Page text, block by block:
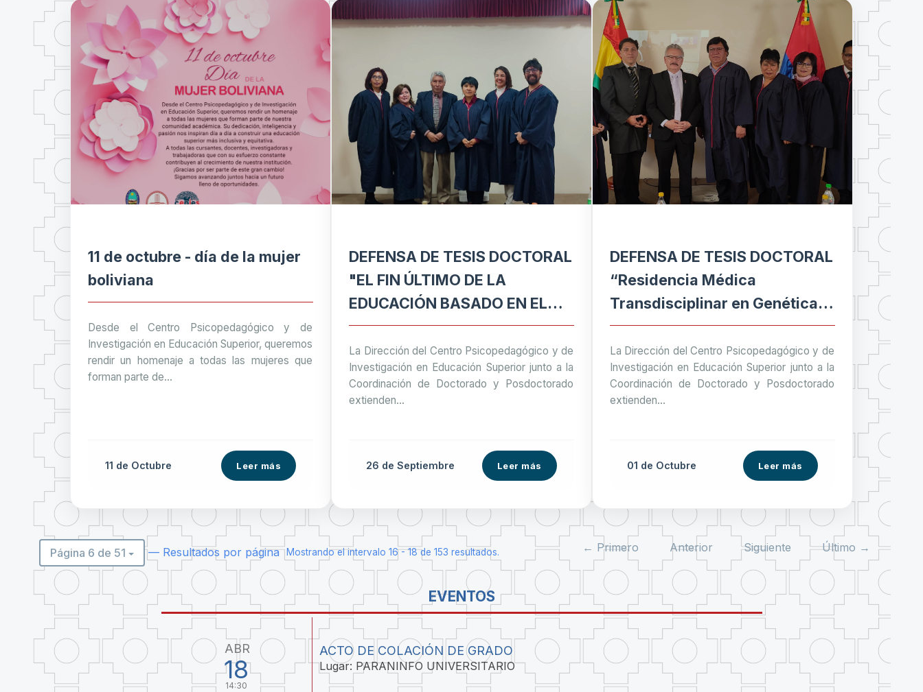
11 de octubre - día de la mujer
boliviana
Desde el Centro Psicopedagógico y de
Investigación en Educación Superior, queremos
rendir un homenaje a todas las mujeres que
forman parte de...
11 de Octubre Leer más
DEFENSA DE TESIS DOCTORAL
"EL FIN ÚLTIMO DE LA
EDUCACIÓN BASADO EN EL
PRINCIPIO DE LA
PERTINENCIA"
La Dirección del Centro Psicopedagógico y de
Investigación en Educación Superior junto a la
Coordinación de Doctorado y Posdoctorado
extienden...
26 deSeptiembre Leer más
DEFENSA DE TESIS DOCTORAL
“Residencia Médica
Transdisciplinar en Genética:
Concepto, Perspectiva
Formativa y Diseño Curricular”
La Dirección del Centro Psicopedagógico y de
Investigación en Educación Superior junto a la
Coordinación de Doctorado y Posdoctorado
extienden...
01 de Octubre Leer más
Página 6 de 51 — Resultados por página Mostrando el intervalo 16 - 18 de 153 resultados. ← Primero Anterior Siguiente Último →
EVENTOS
ABR
18
14:30
ACTO DE COLACIÓN DE GRADO
Lugar: PARANINFO UNIVERSITARIO